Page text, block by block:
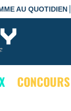
AU QUOTIDIEN |
CONCOURS